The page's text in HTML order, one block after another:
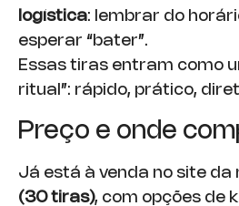
logística: lembrar do
esperar “bater”.
Essas tiras entram como
ritual”: rápido, prático,
Preço e onde
Já está à venda no site da
(30 tiras), com opções de